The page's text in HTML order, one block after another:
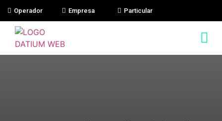
Operador Empresa Particular